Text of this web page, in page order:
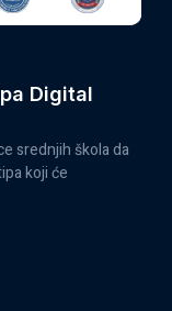
Digital
srednjih škola da
koji će